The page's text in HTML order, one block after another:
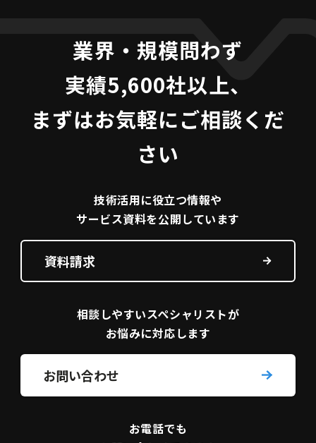
業界・規模問わず
実績5,600社以上、
まずはお気軽にご相談くだ
さい
技術活用に役立つ情報や
サービス資料を公開しています
資料請求
相談しやすいスペシャリストが
お悩みに対応します
お問い合わせ
お電話でも